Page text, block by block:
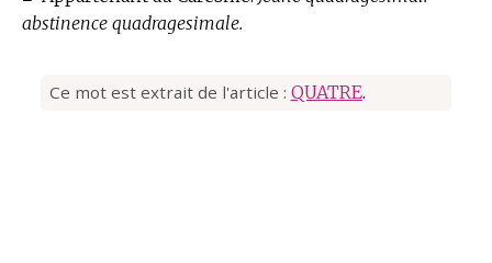
abstinence quadragesimale.
Ce mot est extrait de l'article : QUATRE.